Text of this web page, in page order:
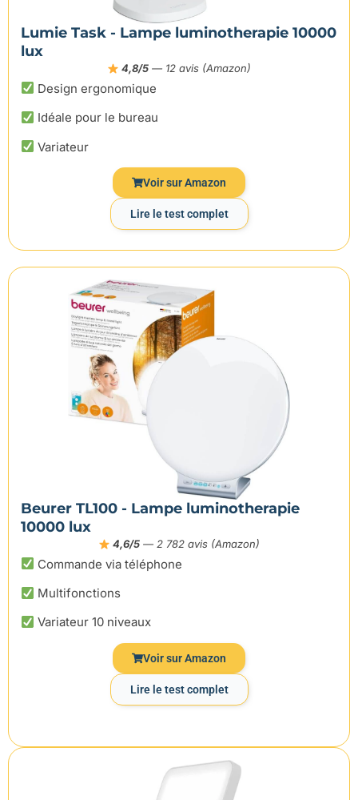
Lumie Task - Lampe luminotherapie 10000
lux
4,8/5 — 12 avis (Amazon)
Design ergonomique
Idéale pour le bureau
Variateur
Voir sur Amazon
Lire le test complet
Beurer TL100 - Lampe luminotherapie
10000 lux
4,6/5 — 2 782 avis (Amazon)
Commande via téléphone
Multifonctions
Variateur 10 niveaux
Voir sur Amazon
Lire le test complet